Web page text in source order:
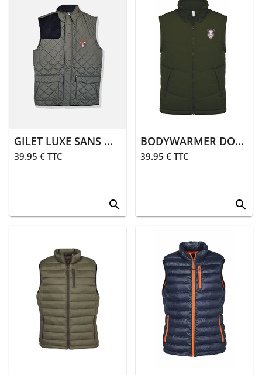
GILET LUXE SANS MANCHES CERF | KAKI
39.95 € TTC
search
BODYWARMER DOUBLÉ POLAIRE SANGLIER | KAKI
39.95 € TTC
search